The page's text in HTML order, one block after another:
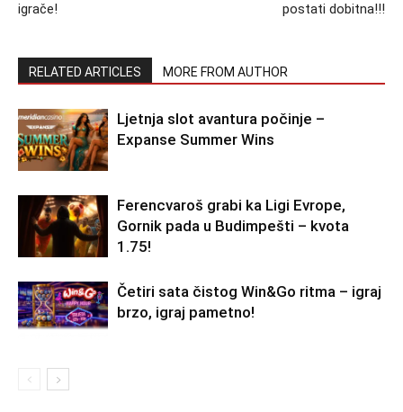
igrače! postati dobitna!!!
RELATED ARTICLES MORE FROM AUTHOR
Ljetnja slot avantura počinje –
Expanse Summer Wins
Ferencvaroš grabi ka Ligi Evrope,
Gornik pada u Budimpešti – kvota
1.75!
Četiri sata čistog Win&Go ritma – igraj
brzo, igraj pametno!